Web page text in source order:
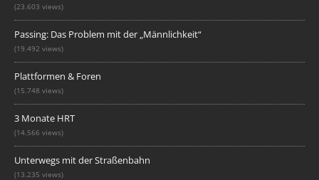
(23.603 views)
Passing: Das Problem mit der „Männlichkeit“
(19.492 views)
Plattformen & Foren
(15.748 views)
3 Monate HRT
(14.566 views)
Unterwegs mit der Straßenbahn
(13.235 views)